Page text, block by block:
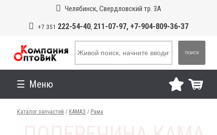
Челябинск, Свердловский тр. 3А
+7 351 222-54-40, 211-07-97, +7-904-809-36-37
ПОИСК
Меню
Каталог запчастей / КАМАЗ / Рама